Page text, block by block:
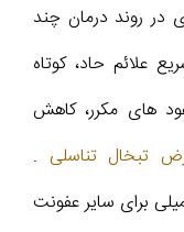
در روند درمان چند
علائم حاد، کوتاه
های مکرر، کاهش
تبخال تناسلی .
برای سایر عفونت